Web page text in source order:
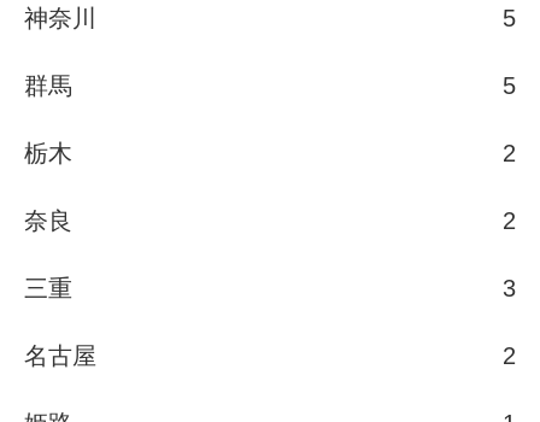
神奈川 5
群馬 5
栃木 2
奈良 2
三重 3
名古屋 2